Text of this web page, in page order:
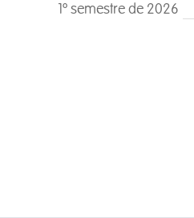
1º semestre de 2026